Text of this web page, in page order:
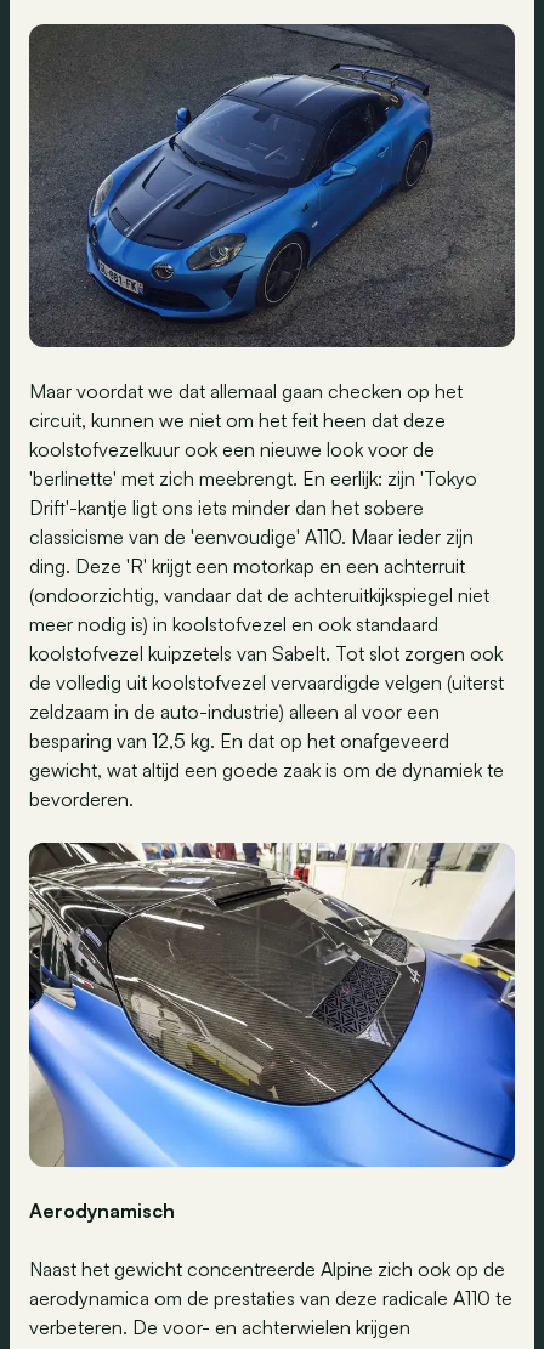
Maar voordat we dat allemaal gaan checken op het
circuit, kunnen we niet om het feit heen dat deze
koolstofvezelkuur ook een nieuwe look voor de
'berlinette' met zich meebrengt. En eerlijk: zijn 'Tokyo
Drift'-kantje ligt ons iets minder dan het sobere
classicisme van de 'eenvoudige' A110. Maar ieder zijn
ding. Deze 'R' krijgt een motorkap en een achterruit
(ondoorzichtig, vandaar dat de achteruitkijkspiegel niet
meer nodig is) in koolstofvezel en ook standaard
koolstofvezel kuipzetels van Sabelt. Tot slot zorgen ook
de volledig uit koolstofvezel vervaardigde velgen (uiterst
zeldzaam in de auto-industrie) alleen al voor een
besparing van 12,5 kg. En dat op het onafgeveerd
gewicht, wat altijd een goede zaak is om de dynamiek te
bevorderen.
Aerodynamisch
Naast het gewicht concentreerde Alpine zich ook op de
aerodynamica om de prestaties van deze radicale A110 te
verbeteren. De voor- en achterwielen krijgen